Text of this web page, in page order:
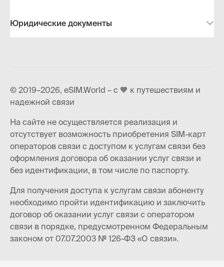
Юридические документы
© 2019–2026, eSIM.World – с 🧡 к путешествиям и
надежной связи
На сайте не осуществляется реализация и
отсутствует возможность приобретения SIM-карт
операторов связи с доступом к услугам связи без
оформления договора об оказании услуг связи и
без идентификации, в том числе по паспорту.
Для получения доступа к услугам связи абоненту
необходимо пройти идентификацию и заключить
договор об оказании услуг связи с оператором
связи в порядке, предусмотренном Федеральным
законом от 07.07.2003 № 126-ФЗ «О связи».